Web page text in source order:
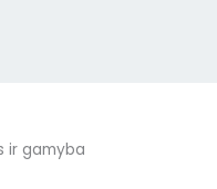
ir gamyba